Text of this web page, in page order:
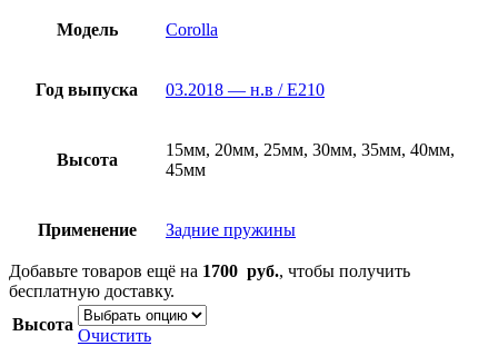
Модель Corolla
Год выпуска 03.2018 — н.в / E210
Высота
15мм, 20мм, 25мм, 30мм, 35мм, 40мм,
45мм
Применение Задние пружины
Добавьте товаров ещё на 1700 руб., чтобы получить
бесплатную доставку.
Высота
Очистить